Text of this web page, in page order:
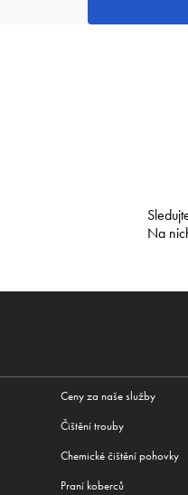
Na
Ceny za naše služby
Čištění trouby
Chemické čištění pohovky
Praní koberců